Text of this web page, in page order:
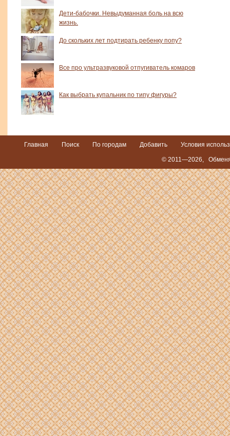
Дети-бабочки. Невыдуманная боль на всю
жизнь.
До скольких лет подтирать ребенку попу?
Все про ультразвуковой отпугиватель комаров
Как выбрать купальник по типу фигуры?
Главная Поиск По городам Добавить Условия
© 2011—2026,